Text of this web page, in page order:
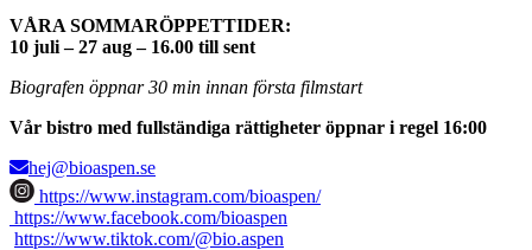
VÅRA SOMMARÖPPETTIDER:
10 juli – 27 aug – 16.00 till sent
Biografen öppnar 30 min innan första filmstart
Vår bistro med fullständiga rättigheter öppnar i regel 16:00
hej@bioaspen.se
https://www.instagram.com/bioaspen/
https://www.facebook.com/bioaspen
https://www.tiktok.com/@bio.aspen